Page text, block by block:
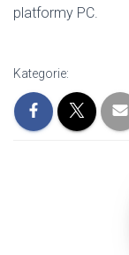
platformy PC.
Kategorie: